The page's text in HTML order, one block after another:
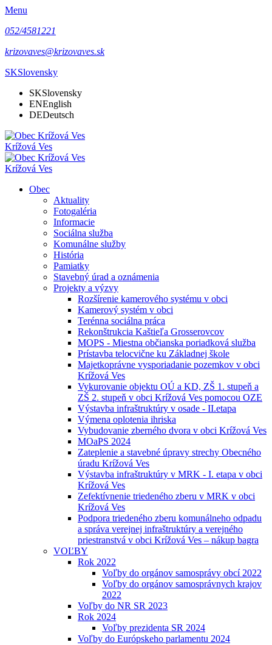
Menu
052/4581221
krizovaves@krizovaves.sk
SKSlovensky
SKSlovensky
ENEnglish
DEDeutsch
Krížová Ves
Krížová Ves
Obec
Aktuality
Fotogaléria
Informacie
Sociálna služba
Komunálne služby
História
Pamiatky
Stavebný úrad a oznámenia
Projekty a výzvy
Rozšírenie kamerového systému v obci
Kamerový systém v obci
Terénna sociálna práca
Rekonštrukcia Kaštieľa Grosserovcov
MOPS - Miestna občianska poriadková služba
Prístavba telocvične ku Základnej škole
Majetkoprávne vysporiadanie pozemkov v obci
Krížová Ves
Vykurovanie objektu OÚ a KD, ZŠ 1. stupeň a
ZŠ 2. stupeň v obci Krížová Ves pomocou OZE
Výstavba infraštruktúry v osade - II.etapa
Výmena oplotenia ihriska
Vybudovanie zberného dvora v obci Krížová Ves
MOaPS 2024
Zateplenie a stavebné úpravy strechy Obecného
úradu Krížová Ves
Výstavba infraštruktúry v MRK - I. etapa v obci
Krížová Ves
Zefektívnenie triedeného zberu v MRK v obci
Krížová Ves
Podpora triedeného zberu komunálneho odpadu
a správa verejnej infraštruktúry a verejného
priestranstvá v obci Krížová Ves – nákup bagra
VOĽBY
Rok 2022
Voľby do orgánov samosprávy obcí 2022
Voľby do orgánov samosprávnych krajov
2022
Voľby do NR SR 2023
Rok 2024
Voľby prezidenta SR 2024
Voľby do Európskeho parlamentu 2024